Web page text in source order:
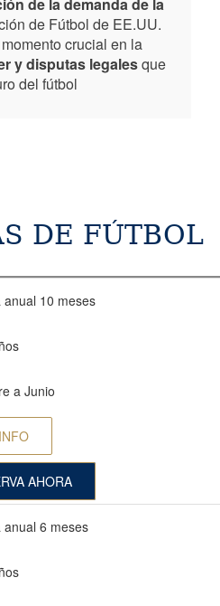
de Fútbol de EE.UU.
crucial en la
y disputas legalesque
del fútbol
DE FÚTBOL
anual 10 meses
a Junio
AHORA
anual 6 meses